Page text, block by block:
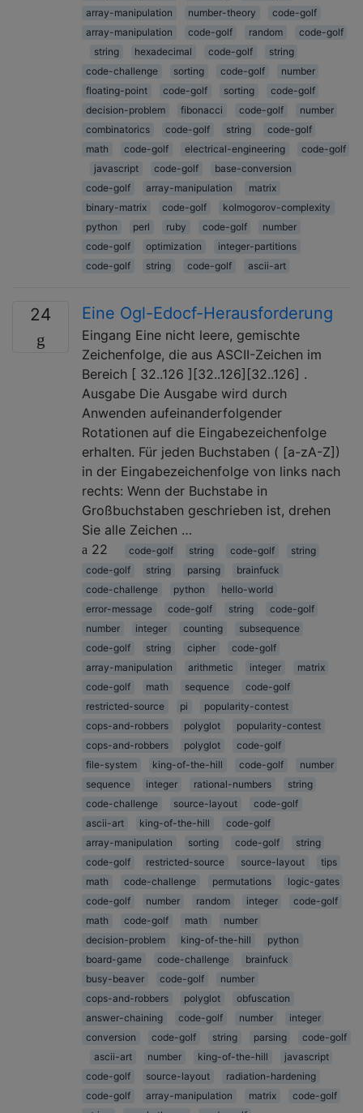
array-manipulation
number-theory
code-golf
array-manipulation
code-golf random
code-golf
string
hexadecimal code-golf
string
code-challenge
sorting code-golf
number
floating-point
code-golf sorting
code-golf
decision-problem
fibonacci code-golf
number
combinatorics
code-golf string
code-golf
math
code-golf electrical-engineering
code-golf
javascript
code-golf
base-conversion
code-golf
array-manipulation
matrix
binary-matrix
code-golf
kolmogorov-complexity
python
perl ruby code-golf
number
code-golf
optimization
integer-partitions
code-golf
string code-golf ascii-art
24 Eine Ogl-Edocf-Herausforderung
Eingang Eine nicht leere, gemischte
Zeichenfolge, die aus ASCII-Zeichen im
Bereich [ 32..126 ][32..126][32..126] .
Ausgabe Die Ausgabe wird durch
Anwenden aufeinanderfolgender
Rotationen auf die Eingabezeichenfolge
erhalten. Für jeden Buchstaben ( [a-zA-Z])
in der Eingabezeichenfolge von links nach
rechts: Wenn der Buchstabe in
Großbuchstaben geschrieben ist, drehen
Sie alle Zeichen …
22
code-golf string code-golf
string
code-golf
string parsing
brainfuck
code-challenge
python
hello-world
error-message
code-golf string
code-golf
number
integer counting
subsequence
code-golf
string cipher
code-golf
array-manipulation
arithmetic integer
matrix
code-golf
math sequence
code-golf
restricted-source
pi
popularity-contest
cops-and-robbers
polyglot
popularity-contest
cops-and-robbers
polyglot
code-golf
file-system
king-of-the-hill code-golf
number
sequence
integer rational-numbers
string
code-challenge
source-layout
code-golf
ascii-art
king-of-the-hill
code-golf
array-manipulation
sorting code-golf
string
code-golf
restricted-source source-layout
tips
math
code-challenge permutations
logic-gates
code-golf
number random integer
code-golf
math
code-golf math
number
decision-problem
king-of-the-hill
python
board-game
code-challenge
brainfuck
busy-beaver
code-golf
number
cops-and-robbers
polyglot
obfuscation
answer-chaining
code-golf number
integer
conversion
code-golf string parsing
code-golf
ascii-art
number king-of-the-hill
javascript
code-golf
source-layout
radiation-hardening
code-golf
array-manipulation matrix
code-golf